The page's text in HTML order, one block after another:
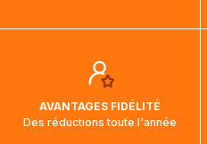
AVANTAGES FIDÉLITÉ
Des réductions toute l'année